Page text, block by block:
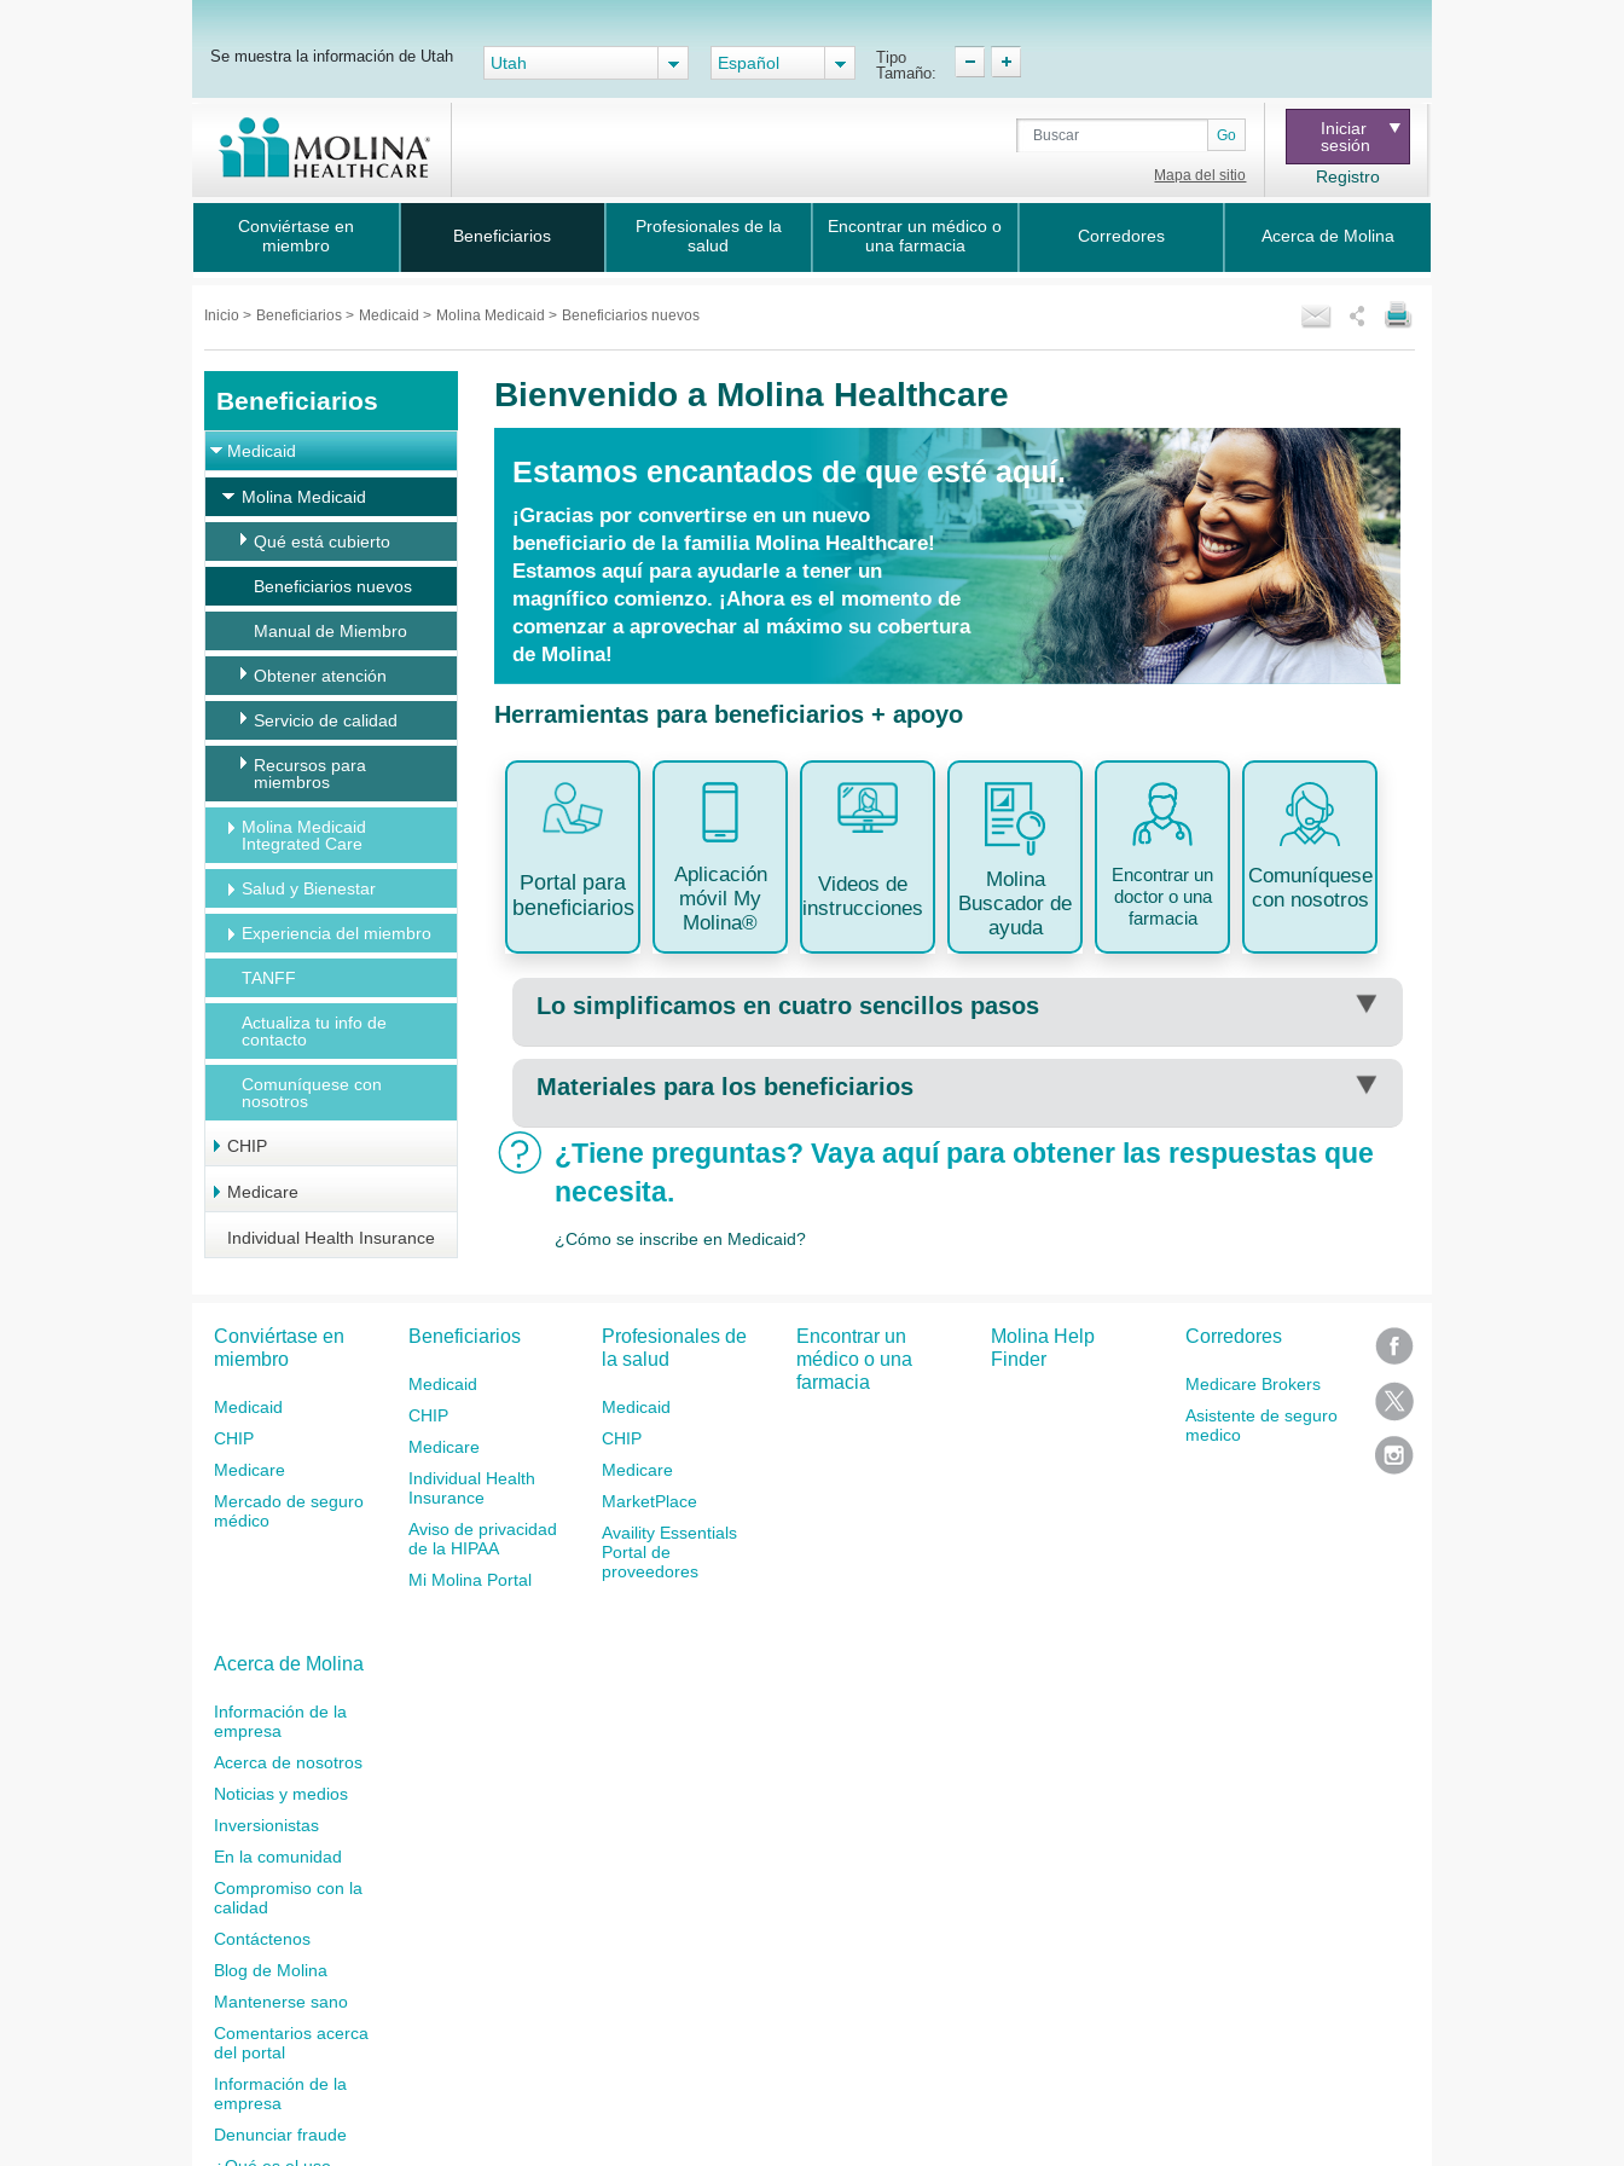
Se muestra la información de Utah Utah Español
Tipo
Tamaño:
Go
Mapa del sitio
Iniciar
sesión
Registro
Conviértase en
miembro
Beneficiarios
Profesionales de la
salud
Encontrar un médico o
una farmacia
Corredores Acerca de Molina
Inicio > Beneficiarios > Medicaid > Molina Medicaid > Beneficiarios nuevos
Beneficiarios
Medicaid
Molina Medicaid
Qué está cubierto
Beneficiarios nuevos
Manual de Miembro
Obtener atención
Servicio de calidad
Recursos para
miembros
Molina Medicaid
Integrated Care
Salud y Bienestar
Experiencia del miembro
TANFF
Actualiza tu info de
contacto
Comuníquese con
nosotros
CHIP
Medicare
Individual Health Insurance
Bienvenido a Molina Healthcare
Estamos encantados de que esté aquí.
¡Gracias por convertirse en un nuevo
beneficiario de la familia Molina Healthcare!
Estamos aquí para ayudarle a tener un
magnífico comienzo. ¡Ahora es el momento de
comenzar a aprovechar al máximo su cobertura
de Molina!
Herramientas para beneficiarios + apoyo
Portal para
beneficiarios
Aplicación
móvil My
Molina®
Videos de
instrucciones
Molina
Buscador de
ayuda
Encontrar un
doctor o una
farmacia
Comuníquese
con nosotros
Lo simplificamos en cuatro sencillos pasos
Materiales para los beneficiarios
¿Tiene preguntas? Vaya aquí para obtener las respuestas que
necesita.
¿Cómo se inscribe en Medicaid?
Conviértase en
miembro
Medicaid
CHIP
Medicare
Mercado de seguro
médico
Beneficiarios
Medicaid
CHIP
Medicare
Individual Health
Insurance
Aviso de privacidad
de la HIPAA
Mi Molina Portal
Profesionales de
la salud
Medicaid
CHIP
Medicare
MarketPlace
Availity Essentials
Portal de
proveedores
Encontrar un
médico o una
farmacia
Molina Help
Finder
Corredores
Medicare Brokers
Asistente de seguro
medico
Acerca de Molina
Información de la
empresa
Acerca de nosotros
Noticias y medios
Inversionistas
En la comunidad
Compromiso con la
calidad
Contáctenos
Blog de Molina
Mantenerse sano
Comentarios acerca
del portal
Información de la
empresa
Denunciar fraude